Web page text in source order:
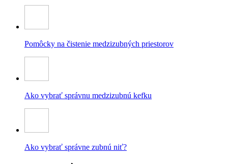
Pomôcky na čistenie medzizubných priestorov
Ako vybrať správnu medzizubnú kefku
Ako vybrať správne zubnú niť?